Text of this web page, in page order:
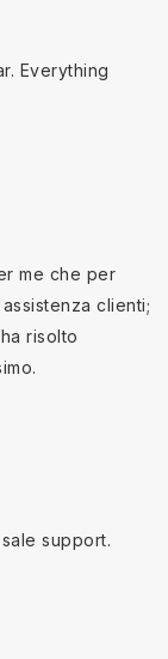
Everything
me che per
clienti;
risolto
support.